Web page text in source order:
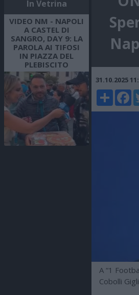
In Vetrina
VIDEO NM - NAPOLI
A CASTEL DI
SANGRO, DAY 9: LA
PAROLA AI TIFOSI
IN PIAZZA DEL
PLEBISCITO
31.10.2025
Share
A “1
Cobolli